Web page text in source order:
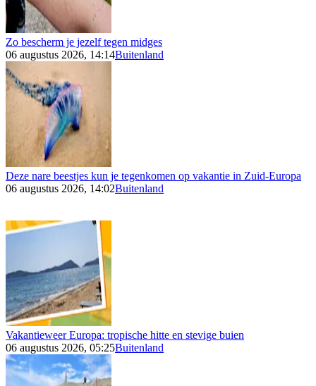
Zo bescherm je jezelf tegen midges
06 augustus 2026, 14:14Buitenland
Deze nare beestjes kun je tegenkomen op vakantie in Zuid-Europa
06 augustus 2026, 14:02Buitenland
Vakantieweer Europa: tropische hitte en stevige buien
06 augustus 2026, 05:25Buitenland